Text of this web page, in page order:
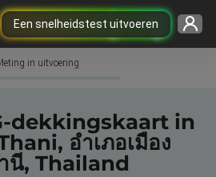
Een snelheidstest uitvoeren
in uitvoering
dekkingskaart in
อำเภอเมือง
นี, Thailand